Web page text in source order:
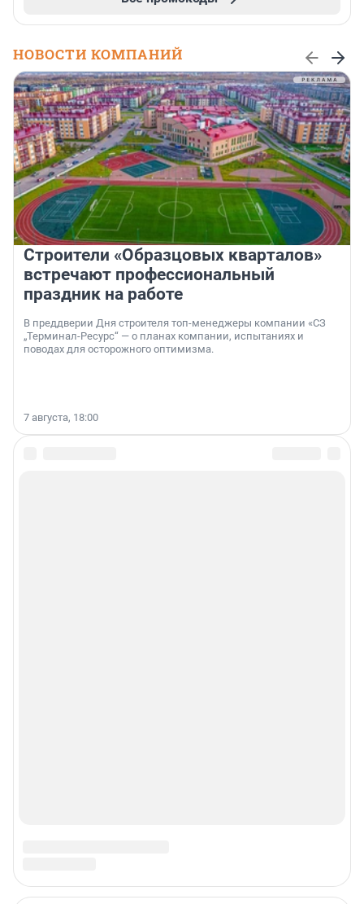
НОВОСТИ КОМПАНИЙ
Строители «Образцовых кварталов»
встречают профессиональный
праздник на работе
В преддверии Дня строителя топ-менеджеры компании «СЗ
„Терминал-Ресурс“ — о планах компании, испытаниях и
поводах для осторожного оптимизма.
7 августа, 18:00